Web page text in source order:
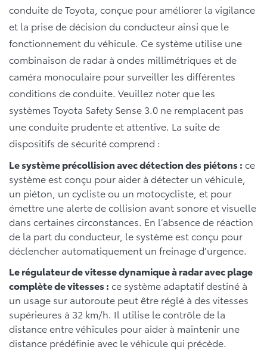
conduite de Toyota, conçue pour améliorer la vigilance
et la prise de décision du conducteur ainsi que le
fonctionnement du véhicule. Ce système utilise une
combinaison de radar à ondes millimétriques et de
caméra monoculaire pour surveiller les différentes
conditions de conduite. Veuillez noter que les
systèmes Toyota Safety Sense 3.0 ne remplacent pas
une conduite prudente et attentive. La suite de
dispositifs de sécurité comprend :
Le système précollision avec détection des piétons : ce
système est conçu pour aider à détecter un véhicule,
un piéton, un cycliste ou un motocycliste, et pour
émettre une alerte de collision avant sonore et visuelle
dans certaines circonstances. En l’absence de réaction
de la part du conducteur, le système est conçu pour
déclencher automatiquement un freinage d’urgence.
Le régulateur de vitesse dynamique à radar avec plage
complète de vitesses : ce système adaptatif destiné à
un usage sur autoroute peut être réglé à des vitesses
supérieures à 32 km/h. Il utilise le contrôle de la
distance entre véhicules pour aider à maintenir une
distance prédéfinie avec le véhicule qui précède.